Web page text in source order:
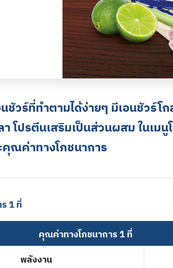
ชัวร์ที่ทำตามได้ง่ายๆ มีเอนชัวร์โ
โปรตีนเสริมเป็นส่วนผสม ในเมนู
ณค่าทางโภชนาการ
1 ที่
คุณค่าทางโภชนาการ 1 ที่
พลังงาน